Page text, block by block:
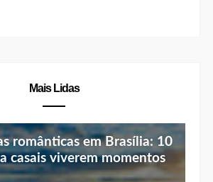
Mais Lidas
românticas em Brasília: 10
casais viverem momentos